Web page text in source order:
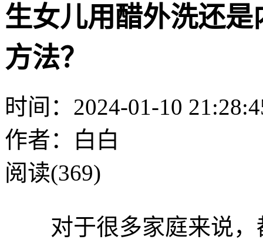
生女儿用醋外洗还
方法？
时间：2024-01-10
作者：白白
阅读(369)
对于很多家庭来说，